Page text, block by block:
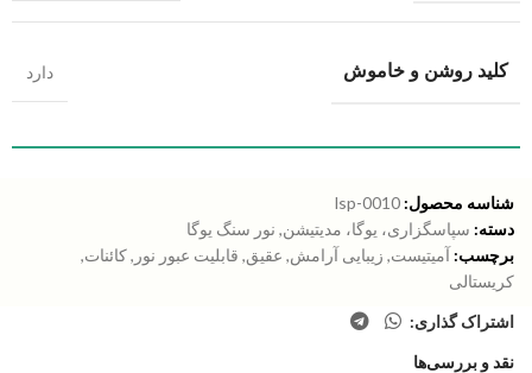
کلید روشن و خاموش دارد
شناسه محصول: lsp-0010
دسته: سپاسگزاری، یوگا، مدیتیشن, نور سنگ یوگا
برچسب: آمیتیست, زیبایی آرامش, عقیق, قابلیت عبور نور ,کائنات,
کریستالی
اشتراک گذاری:
نقد و بررسی‌ها